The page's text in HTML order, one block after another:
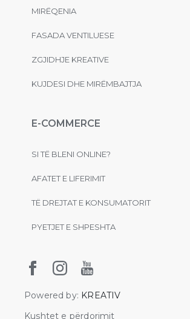
MIRËQENIA
FASADA VENTILUESE
ZGJIDHJE KREATIVE
KUJDESI DHE MIRËMBAJTJA
E-COMMERCE
SI TË BLENI ONLINE?
AFATET E LIFERIMIT
TË DREJTAT E KONSUMATORIT
PYETJET E SHPESHTA
Powered by: KREATIV
Kushtet e përdorimit